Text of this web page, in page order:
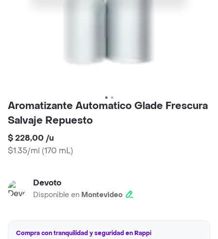
Aromatizante Automatico Glade Frescura
Salvaje Repuesto
$ 228,00 /u
$1.35/ml (170 mL)
Devoto
Disponible en Montevideo
Compra con tranquilidad y seguridad en Rappi